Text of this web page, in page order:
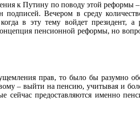
к Путину по поводу этой реформы –
подписей. Вечером в среду
в эту тему войдет президент,
пенсионной реформы, но
прав, то было бы разумно
– выйти на пенсию, учитывая и
сейчас предоставляются именно